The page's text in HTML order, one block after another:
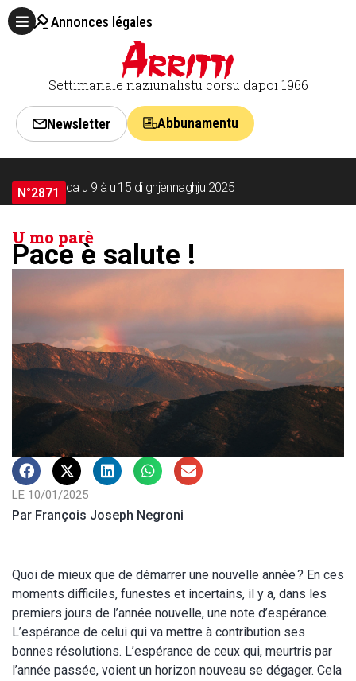
Annonces légales
Settimanale naziunalistu corsu dapoi 1966
Newsletter Abbunamentu
N°2871 da u 9 à u 15 di ghjennaghju 2025
U mo parè
Pace è salute !
LE 10/01/2025
Par François Joseph Negroni
Quoi de mieux que de démarrer une nouvelle année ? En ces
moments difficiles, funestes et incertains, il y a, dans les
premiers jours de l’année nouvelle, une note d’espérance.
L’espérance de celui qui va mettre à contribution ses
bonnes résolutions. L’espérance de ceux qui, meurtris par
l’année passée, voient un horizon nouveau se dégager. Cela